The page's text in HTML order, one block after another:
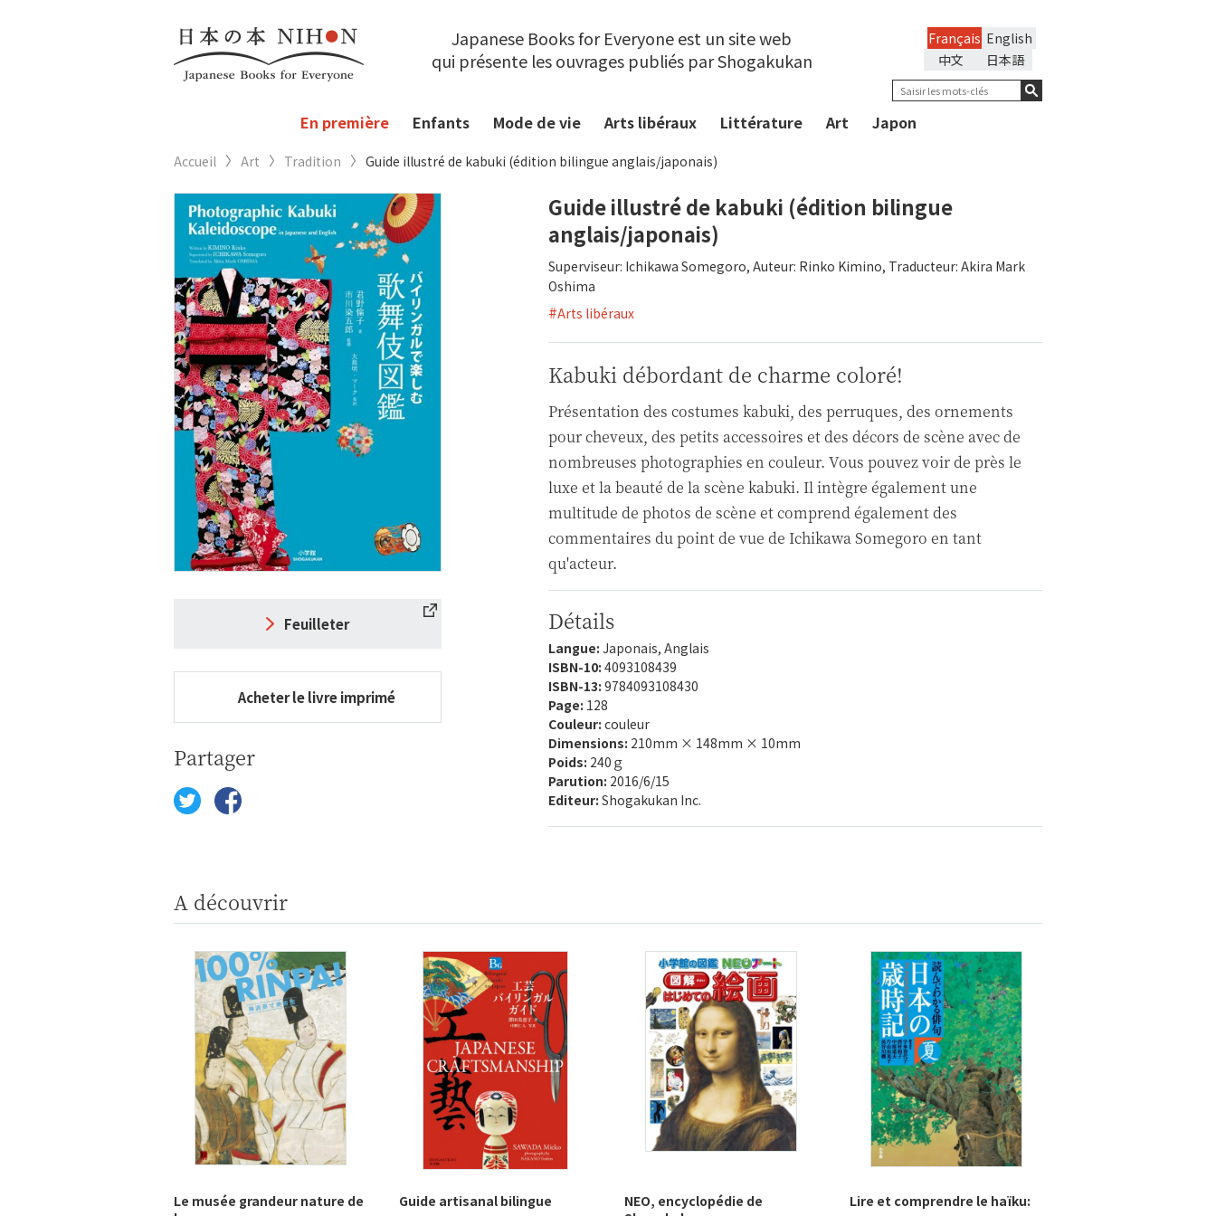
Japanese Books for Everyone est un site web
qui présente les ouvrages publiés par Shogakukan
English
Français
日本語
中文
En première Enfants Mode de vie Arts libéraux Littérature Art Japon
Accueil Art Tradition Guide illustré de kabuki (édition bilingue anglais/japonais)
Guide illustré de kabuki (édition bilingue
anglais/japonais)
Superviseur: Ichikawa Somegoro, Auteur: Rinko Kimino, Traducteur: Akira Mark
Oshima
#Arts libéraux
Kabuki débordant de charme coloré!
Présentation des costumes kabuki, des perruques, des ornements
pour cheveux, des petits accessoires et des décors de scène avec de
nombreuses photographies en couleur. Vous pouvez voir de près le
luxe et la beauté de la scène kabuki. Il intègre également une
multitude de photos de scène et comprend également des
commentaires du point de vue de Ichikawa Somegoro en tant
qu'acteur.
Détails
Langue: Japonais, Anglais
ISBN-10: 4093108439
ISBN-13: 9784093108430
Page: 128
Couleur: couleur
Dimensions: 210mm × 148mm × 10mm
Poids: 240ｇ
Parution: 2016/6/15
Editeur: Shogakukan Inc.
Feuilleter
Acheter le livre imprimé
Partager
A découvrir
Le musée grandeur nature de
Guide artisanal bilingue
NEO, encyclopédie de
Lire et comprendre le haïku: